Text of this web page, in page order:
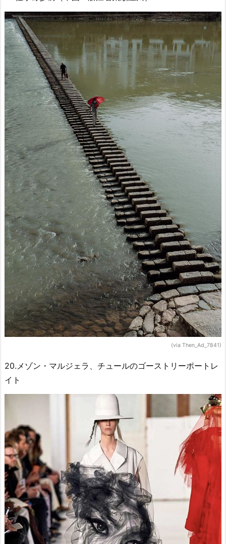
(via Then_Ad_7841)
20.メゾン・マルジェラ、チュールのゴーストリーポートレ
イト